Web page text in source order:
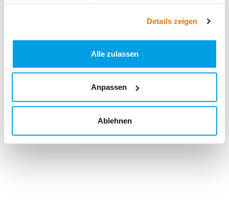
Details zeigen
Alle zulassen
Anpassen
Ablehnen